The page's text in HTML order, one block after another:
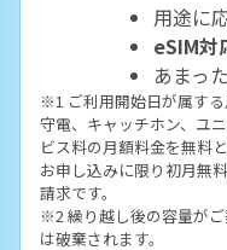
用途に
eSIM対
あまっ
※1 ご利用開始日が属す
守電、キャッチホン、ユ
ビス料の月額料金を無料
お申し込みに限り初月無
請求です。
※2 繰り越し後の容量が
は破棄されます。